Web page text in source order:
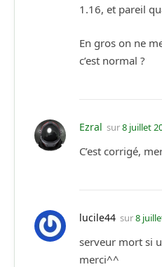
1.16, et pareil
En gros on ne
c’est normal ?
Ezral sur8 juillet
C’est corrigé,
lucile44 sur8
serveur mort si
merci^^